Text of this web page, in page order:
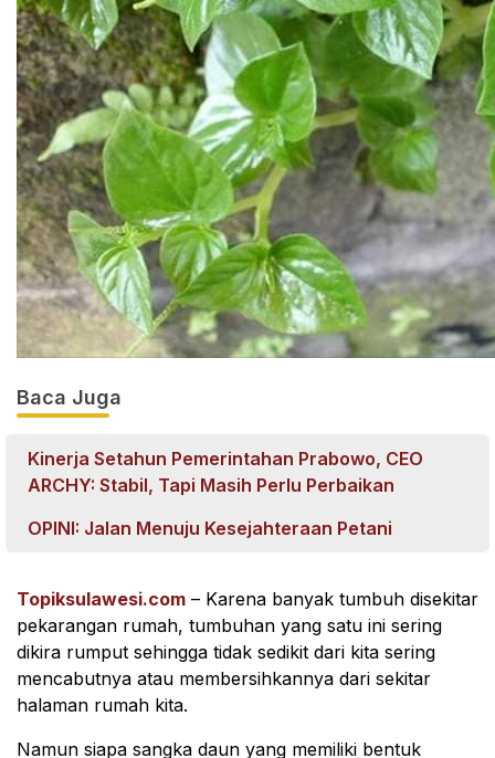
Baca Juga
Kinerja Setahun Pemerintahan Prabowo, CEO
ARCHY: Stabil, Tapi Masih Perlu Perbaikan
OPINI: Jalan Menuju Kesejahteraan Petani
Topiksulawesi.com – Karena banyak tumbuh disekitar
pekarangan rumah, tumbuhan yang satu ini sering
dikira rumput sehingga tidak sedikit dari kita sering
mencabutnya atau membersihkannya dari sekitar
halaman rumah kita.
Namun siapa sangka daun yang memiliki bentuk